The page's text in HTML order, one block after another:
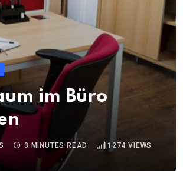
im Büro
3 MINUTES READ 1274 VIEWS